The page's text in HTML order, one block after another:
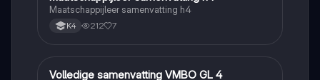
Maatschappijleer samenvatting h4
K4 212 7
Biologie
Volledige samenvatting VMBO GL 4